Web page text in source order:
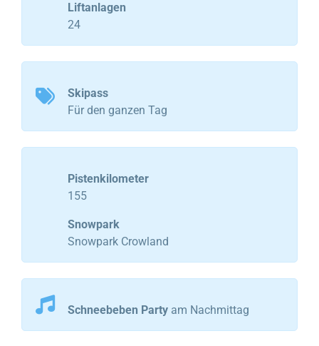
Liftanlagen
24
Skipass
Für den ganzen Tag
Pistenkilometer
155
Snowpark
Snowpark Crowland
Schneebeben Party am Nachmittag